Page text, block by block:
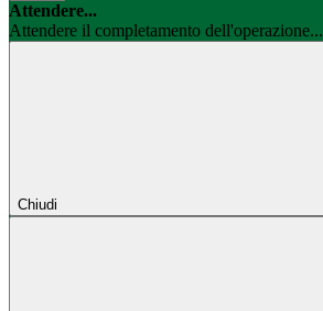
Attendere...
Attendere il completamento dell'operazione...
Chiudi